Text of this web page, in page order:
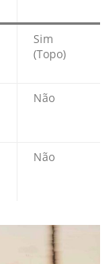
Sim
(Topo)
Não
Não